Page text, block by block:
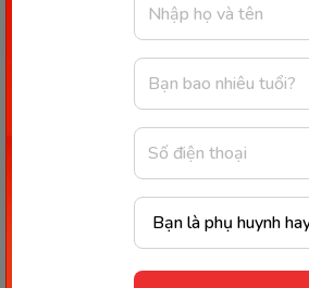
Điều này tạo tiền đề cho sự
trẻ về lâu về dài. Do đó, việc trẻ
tập nhận biết và toán tư duy
định đúng đắn trong giai đoạn